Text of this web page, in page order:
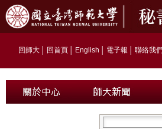
回師大 回首頁 English 電子報 聯絡我們